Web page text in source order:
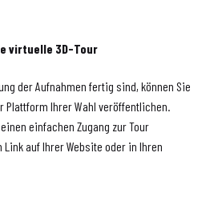
virtuelle 3D-Tour
der Aufnahmen fertig sind, können Sie
Plattform Ihrer Wahl veröffentlichen.
einfachen Zugang zur Tour
auf Ihrer Website oder in Ihren